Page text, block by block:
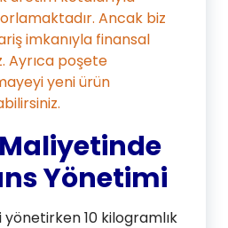
Ancak biz
imkanıyla finansal
Ayrıca poşete
yeni ürün
Yönetimi
10 kilogramlık